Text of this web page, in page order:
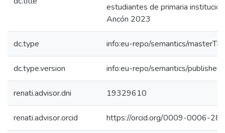
estudiantes de primaria
Ancón 2023
dc.type info:eu-repo/semantics/
dc.type.version info:eu-repo/semantics/
renati.advisor.dni 19329610
renati.advisor.orcid https://orcid.org/0009-0006-